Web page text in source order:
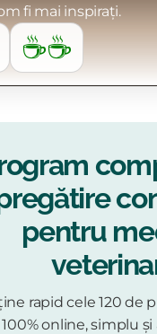
fi mai inspirați.
☕☕
pentru
rapid cele 120 de
100% online, simplu și